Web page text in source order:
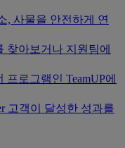
, 사물을 안전하게 연
찾아보거나 지원팀에
프로그램인 TeamUP에
고객이 달성한 성과를